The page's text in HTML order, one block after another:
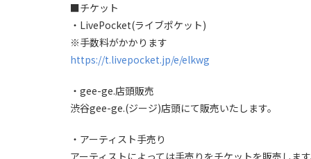
■チケット
・LivePocket(ライブポケット)
※手数料がかかります
https://t.livepocket.jp/e/elkwg
・gee-ge.店頭販売
渋谷gee-ge.(ジージ)店頭にて販売いたします。
・アーティスト手売り